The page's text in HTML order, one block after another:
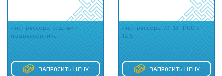
Лист рессоры задней /
подрессорника
ЗАПРОСИТЬ ЦЕНУ
Лист рессоры 70-13-1100 d-
12,5
ЗАПРОСИТЬ ЦЕНУ